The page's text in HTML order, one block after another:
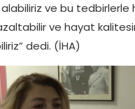
ve bu tedbirlerle
ve hayat
dedi. (İHA)